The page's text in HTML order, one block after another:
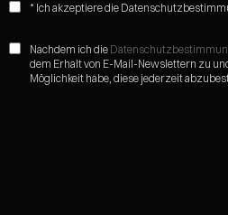
* Ich akzeptiere die
Nachdem ich die
dem Erhalt von E-Mail-Newslettern zu
Möglichkeit habe, diese jederzeit